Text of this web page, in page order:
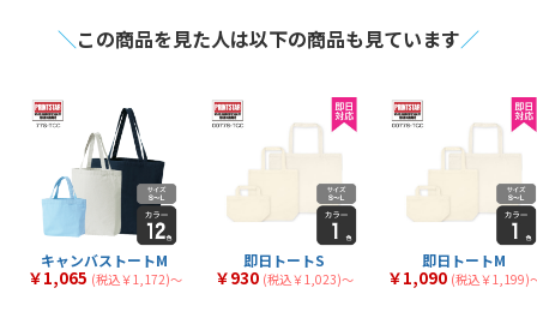
ナイロンバッグ
全1商品 その他素材バッグ
全21商品
マルシェ
全12
サコッシュ・ショルダ
ー
全14商品
＼この商品を見た人は以下の商品も見ています／
キャンバストートM
￥1,065 (税込￥1,172)〜
即日トートS
￥930 (税込￥1,023)〜
即日トートM
￥1,090 (税込￥1,199)